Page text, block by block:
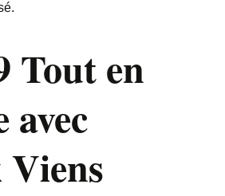
Tout en
avec